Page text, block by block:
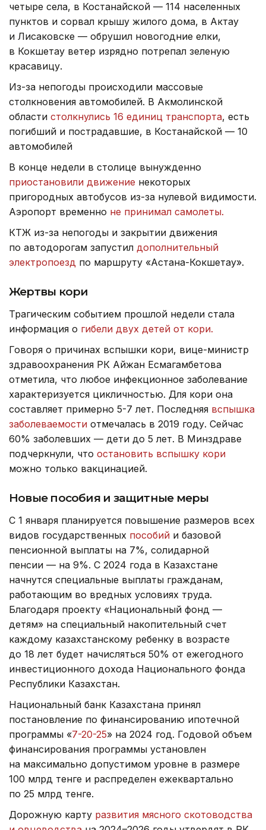
четыре села, в Костанайской — 114 населенных
пунктов и сорвал крышу жилого дома, в Актау
и Лисаковске — обрушил новогодние елки,
в Кокшетау ветер изрядно потрепал зеленую
красавицу.
Из-за непогоды происходили массовые
столкновения автомобилей. В Акмолинской
области столкнулись 16 единиц транспорта, есть
погибший и пострадавшие, в Костанайской — 10
автомобилей
В конце недели в столице вынужденно
приостановили движение некоторых
пригородных автобусов из-за нулевой видимости.
Аэропорт временно не принимал самолеты.
КТЖ из-за непогоды и закрытии движения
по автодорогам запустил дополнительный
электропоезд по маршруту «Астана-Кокшетау».
Жертвы кори
Трагическим событием прошлой недели стала
информация о гибели двух детей от кори.
Говоря о причинах вспышки кори, вице-министр
здравоохранения РК Айжан Есмагамбетова
отметила, что любое инфекционное заболевание
характеризуется цикличностью. Для кори она
составляет примерно 5-7 лет. Последняя вспышка
заболеваемости отмечалась в 2019 году. Сейчас
60% заболевших — дети до 5 лет. В Минздраве
подчеркнули, что остановить вспышку кори
можно только вакцинацией.
Новые пособия и защитные меры
С 1 января планируется повышение размеров всех
видов государственных пособий и базовой
пенсионной выплаты на 7%, солидарной
пенсии — на 9%. С 2024 года в Казахстане
начнутся специальные выплаты гражданам,
работающим во вредных условиях труда.
Благодаря проекту «Национальный фонд —
детям» на специальный накопительный счет
каждому казахстанскому ребенку в возрасте
до 18 лет будет начисляться 50% от ежегодного
инвестиционного дохода Национального фонда
Республики Казахстан.
Национальный банк Казахстана принял
постановление по финансированию ипотечной
программы «7-20-25» на 2024 год. Годовой объем
финансирования программы установлен
на максимально допустимом уровне в размере
100 млрд тенге и распределен ежеквартально
по 25 млрд тенге.
Дорожную карту развития мясного скотоводства